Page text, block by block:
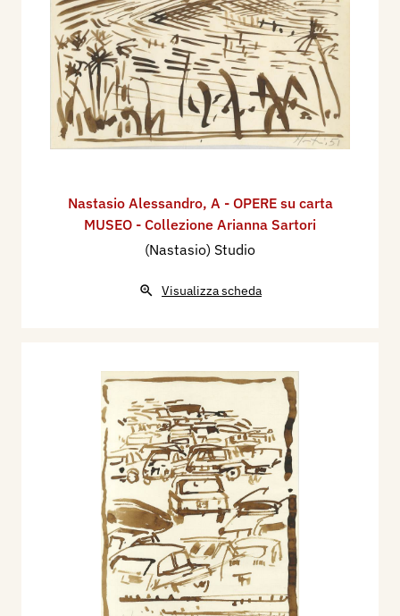
Nastasio Alessandro, A - OPERE su carta
MUSEO - Collezione Arianna Sartori
(Nastasio) Studio
Visualizza scheda